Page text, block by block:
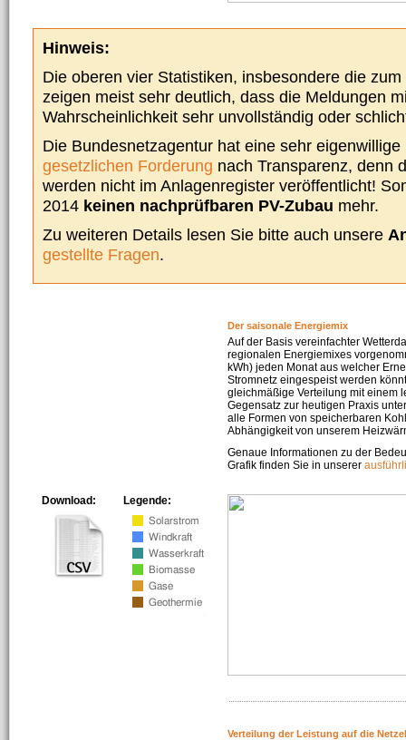
Hinweis:
Die oberen vier Statistiken, insbesondere die
zeigen meist sehr deutlich, dass die Meldungen
Wahrscheinlichkeit sehr unvollständig oder
Die Bundesnetzagentur hat eine sehr
gesetzlichen Forderung nach Transparenz, denn
werden nicht im Anlagenregister veröffentlicht!
2014 keinen nachprüfbaren PV-Zubau mehr.
Zu weiteren Details lesen Sie bitte auch unsere
gestellte Fragen.
Der saisonale Energiemix
Auf der Basis vereinfachter
regionalen Energiemixes
kWh) jeden Monat aus welcher
Stromnetz eingespeist werden
gleichmäßige Verteilung mit einem
Gegensatz zur heutigen Praxis
alle Formen von speicherbaren
Abhängigkeit von unserem
Genaue Informationen zu der
Grafik finden Sie in unserer
Legende:
Download:
Verteilung der Leistung auf die